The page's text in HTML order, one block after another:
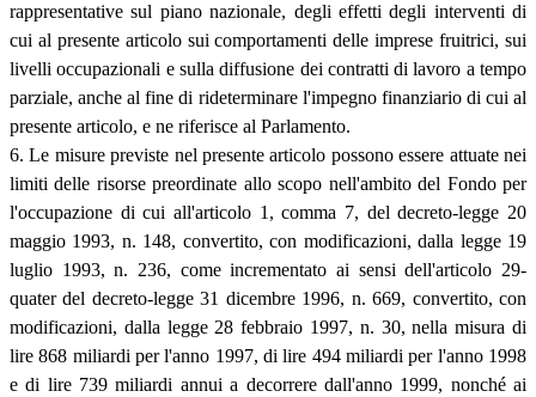
rappresentative sul piano nazionale, degli effetti degli interventi di
cui al presente articolo sui comportamenti delle imprese fruitrici, sui
livelli occupazionali e sulla diffusione dei contratti di lavoro a tempo
parziale, anche al fine di rideterminare l'impegno finanziario di cui al
presente articolo, e ne riferisce al Parlamento.
6. Le misure previste nel presente articolo possono essere attuate nei
limiti delle risorse preordinate allo scopo nell'ambito del Fondo per
l'occupazione di cui all'articolo 1, comma 7, del decreto-legge 20
maggio 1993, n. 148, convertito, con modificazioni, dalla legge 19
luglio 1993, n. 236, come incrementato ai sensi dell'articolo 29-
quater del decreto-legge 31 dicembre 1996, n. 669, convertito, con
modificazioni, dalla legge 28 febbraio 1997, n. 30, nella misura di
lire 868 miliardi per l'anno 1997, di lire 494 miliardi per l'anno 1998
e di lire 739 miliardi annui a decorrere dall'anno 1999, nonché ai